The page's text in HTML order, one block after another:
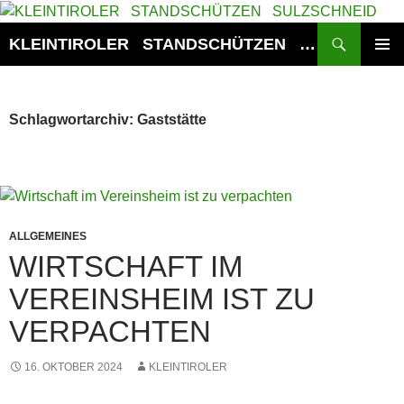
Zum
springen
KLEINTIROLER STANDSCHÜTZEN SULZSCHNEID
Schlagwortarchiv: Gaststätte
ALLGEMEINES
WIRTSCHAFT IM
VEREINSHEIM IST ZU
VERPACHTEN
16. OKTOBER 2024 KLEINTIROLER